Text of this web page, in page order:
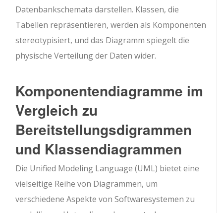
Datenbankschemata darstellen. Klassen, die
Tabellen repräsentieren, werden als Komponenten
stereotypisiert, und das Diagramm spiegelt die
physische Verteilung der Daten wider.
Komponentendiagramme im
Vergleich zu
Bereitstellungsdigrammen
und Klassendiagrammen
Die Unified Modeling Language (UML) bietet eine
vielseitige Reihe von Diagrammen, um
verschiedene Aspekte von Softwaresystemen zu